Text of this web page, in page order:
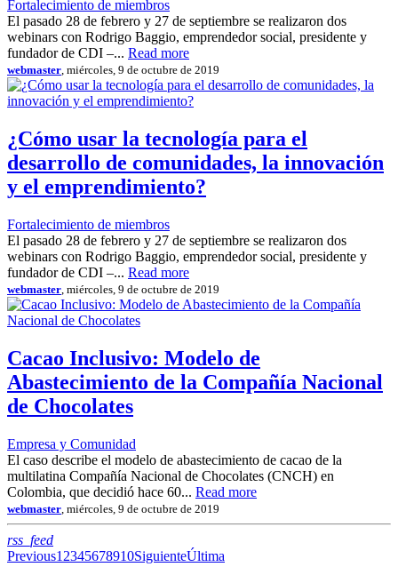
Fortalecimiento de miembros
El pasado 28 de febrero y 27 de septiembre se realizaron dos
webinars con Rodrigo Baggio, emprendedor social, presidente y
fundador de CDI –... Read more
webmaster , miércoles, 9 de octubre de 2019
¿Cómo usar la tecnología para el
desarrollo de comunidades, la innovación
y el emprendimiento?
Fortalecimiento de miembros
El pasado 28 de febrero y 27 de septiembre se realizaron dos
webinars con Rodrigo Baggio, emprendedor social, presidente y
fundador de CDI –... Read more
webmaster , miércoles, 9 de octubre de 2019
Cacao Inclusivo: Modelo de
Abastecimiento de la Compañía Nacional
de Chocolates
Empresa y Comunidad
El caso describe el modelo de abastecimiento de cacao de la
multilatina Compañía Nacional de Chocolates (CNCH) en
Colombia, que decidió hace 60... Read more
webmaster , miércoles, 9 de octubre de 2019
rss_feedRSS
Previous1 2345678910SiguienteÚltima